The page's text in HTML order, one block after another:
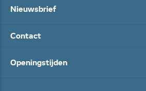
Nieuwsbrief
Contact
Openingstijden